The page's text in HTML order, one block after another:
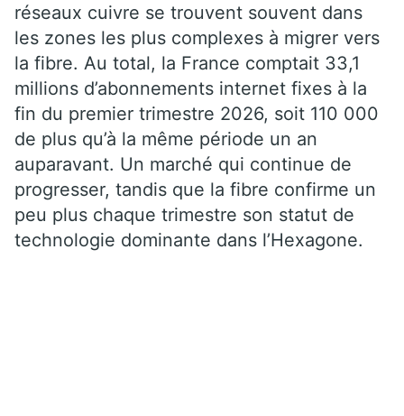
réseaux cuivre se trouvent souvent dans
les zones les plus complexes à migrer vers
la fibre. Au total, la France comptait 33,1
millions d’abonnements internet fixes à la
fin du premier trimestre 2026, soit 110 000
de plus qu’à la même période un an
auparavant. Un marché qui continue de
progresser, tandis que la fibre confirme un
peu plus chaque trimestre son statut de
technologie dominante dans l’Hexagone.